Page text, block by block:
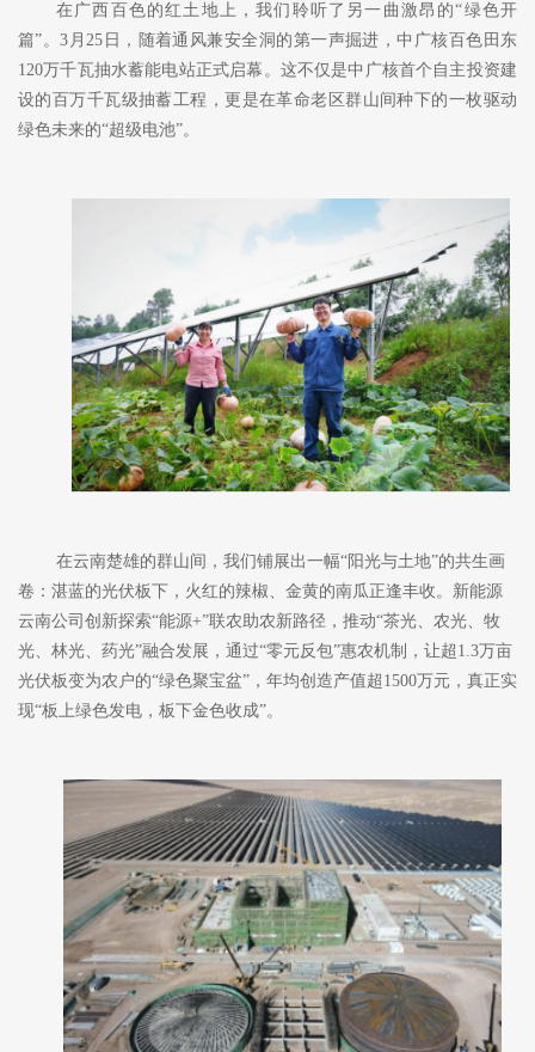
在广西百色的红土地上，我们聆听了另一曲激昂的“绿色开
篇”。3月25日，随着通风兼安全洞的第一声掘进，中广核百色田东
120万千瓦抽水蓄能电站正式启幕。这不仅是中广核首个自主投资建
设的百万千瓦级抽蓄工程，更 是在革命老区群山间种下的一枚驱动
绿色未来的“超级电池”。
在云南楚雄的群山间，我们铺展出一幅“阳光与土地”的共生画
卷：湛蓝的光伏板下，火红的辣椒、金黄的南瓜正逢丰收。新能源
云南公司创新探索“能源+”联农助农新路径，推动“茶光、农光、牧
光、林光、药光”融合发展，通过“零元反包”惠农机制，让超1.3万亩
光伏板变为农户的“绿色聚宝盆”，年均创造产值超1500万元，真正实
现“板上绿色发电，板下金色收成”。